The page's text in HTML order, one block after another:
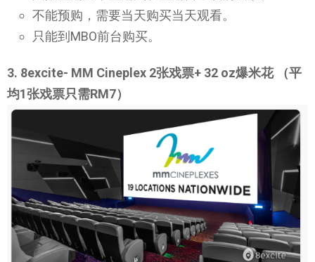
不能预购，需要当天购买当天观看。
只能到MBO前台购买。
3. 8excite- MM Cineplex 2张戏票+ 32 oz爆米花 （平
均1张戏票只需RM7）